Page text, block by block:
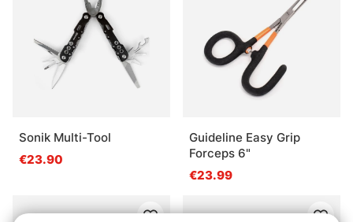
Sonik Multi-Tool
€23.90
Guideline Easy Grip
Forceps 6"
€23.99